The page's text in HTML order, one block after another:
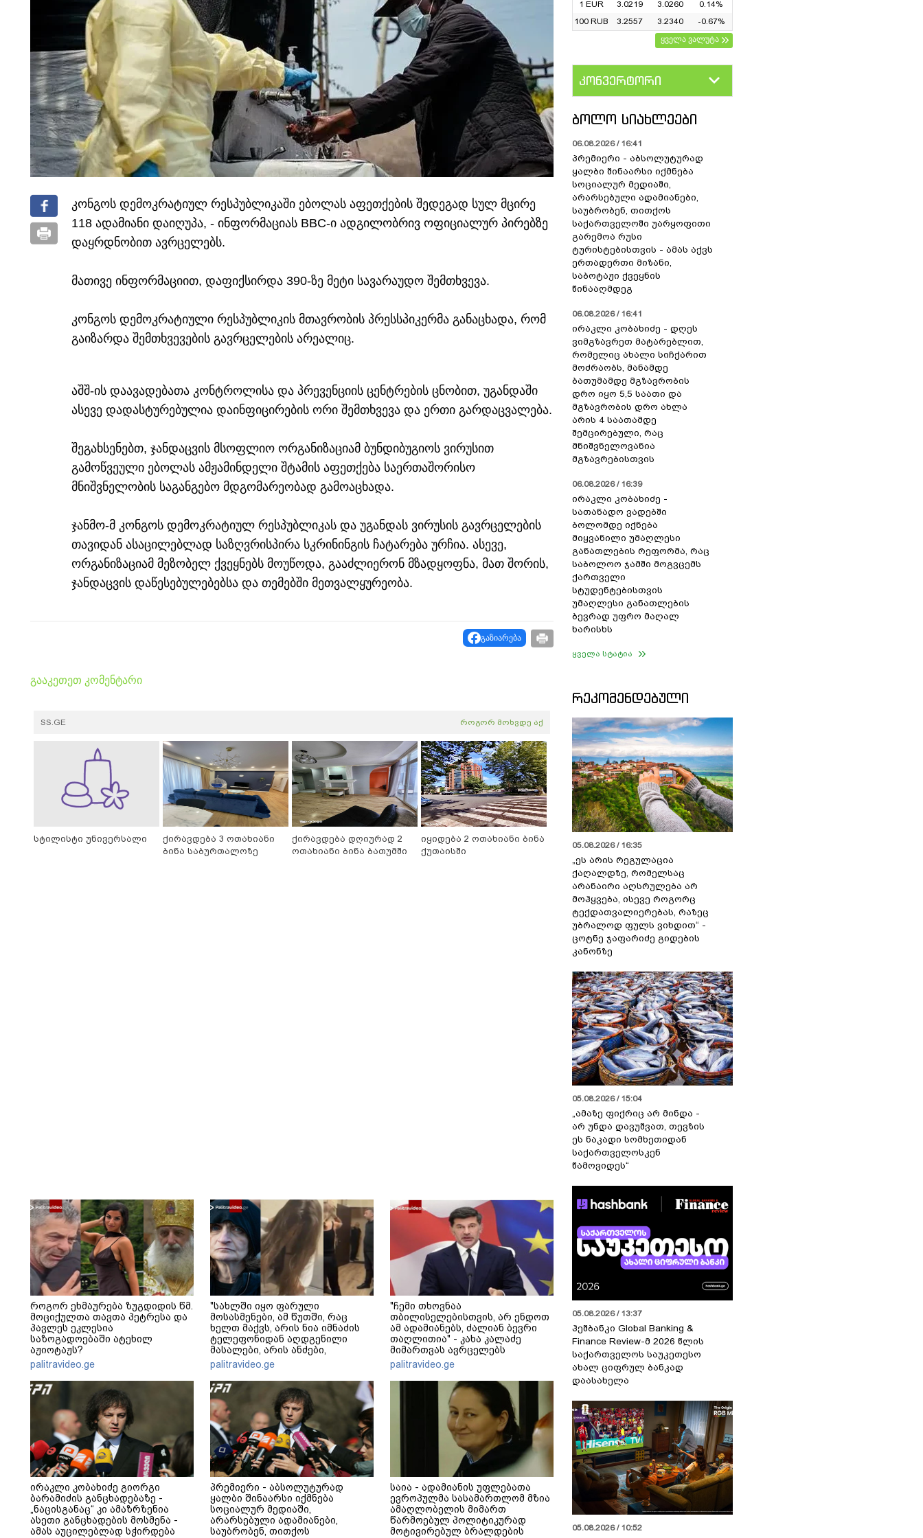
კონგოს დემოკრატიულ რესპუბლიკაში ებოლას აფეთქების შედეგად სულ მცირე
118 ადამიანი დაიღუპა, - ინფორმაციას BBC-ი ადგილობრივ ოფიციალურ პირებზე
დაყრდნობით ავრცელებს.
მათივე ინფორმაციით, დაფიქსირდა 390-ზე მეტი სავარაუდო შემთხვევა.
კონგოს დემოკრატიული რესპუბლიკის მთავრობის პრესსპიკერმა განაცხადა, რომ
გაიზარდა შემთხვევების გავრცელების არეალიც.
აშშ-ის დაავადებათა კონტროლისა და პრევენციის ცენტრების ცნობით, უგანდაში
ასევე დადასტურებულია დაინფიცირების ორი შემთხვევა და ერთი გარდაცვალება.
შეგახსენებთ, ჯანდაცვის მსოფლიო ორგანიზაციამ ბუნდიბუგიოს ვირუსით
გამოწვეული ებოლას ამჟამინდელი შტამის აფეთქება საერთაშორისო
მნიშვნელობის საგანგებო მდგომარეობად გამოაცხადა.
ჯანმო-მ კონგოს დემოკრატიულ რესპუბლიკას და უგანდას ვირუსის გავრცელების
თავიდან ასაცილებლად საზღვრისპირა სკრინინგის ჩატარება ურჩია. ასევე,
ორგანიზაციამ მეზობელ ქვეყნებს მოუწოდა, გააძლიერონ მზადყოფნა, მათ შორის,
ჯანდაცვის დაწესებულებებსა და თემებში მეთვალყურეობა.
გაზიარება
გააკეთეთ კომენტარი
SS.GE როგორ მოხვდე აქ
სტილისტი უნივერსალი
ქირავდება 3 ოთახიანი
ბინა საბურთალოზე
ქირავდება დღიურად 2
ოთახიანი ბინა ბათუმში
იყიდება 2 ოთახიანი ბინა
ქუთაისში
როგორ ეხმაურება ზუგდიდის წმ.
მოციქულთა თავთა პეტრესა და
პავლეს ეკლესია
საზოგადოებაში ატეხილ
აჟიოტაჟს?
palitravideo.ge
"სახლში იყო ფარული
მოსასმენები, ამ წუთში, რაც
ხელთ მაქვს, არის ნია იმნაძის
ტელეფონიდან აღდგენილი
მასალები, არის ანძები,
დეტალურები" - ეკა კუპატაძე
palitravideo.ge
"ჩემი თხოვნაა
თბილისელებისთვის, არ ენდოთ
ამ ადამიანებს, ძალიან ბევრი
თაღლითია" - კახა კალაძე
მიმართვას ავრცელებს
palitravideo.ge
ირაკლი კობახიძე გიორგი
ბარამიძის განცხადებაზე -
„ნაცისგანაც“ კი ამაზრზენია
ასეთი განცხადების მოსმენა -
ამას აუცილებლად სჭირდება
პრემიერი - აბსოლუტურად
ყალბი შინაარსი იქმნება
სოციალურ მედიაში,
არარსებული ადამიანები,
საუბრობენ, თითქოს
საია - ადამიანის უფლებათა
ევროპულმა სასამართლომ მზია
ამაღლობელის მიმართ
წარმოებულ პოლიტიკურად
მოტივირებულ ბრალდების
1 EUR
3.0219 3.0260
0.14%
100 RUB
3.2557 3.2340
-0.67%
ყველა ვალუტა
კონვერტორი
ᲑᲝᲚᲝ ᲡᲘᲐᲮᲚᲔᲔᲑᲘ
06.08.2026 / 16:41
პრემიერი - აბსოლუტურად
ყალბი შინაარსი იქმნება
სოციალურ მედიაში,
არარსებული ადამიანები,
საუბრობენ, თითქოს
საქართველოში უარყოფითი
გარემოა რუსი
ტურისტებისთვის - ამას აქვს
ერთადერთი მიზანი,
საბოტაჟი ქვეყნის
წინააღმდეგ
06.08.2026 / 16:41
ირაკლი კობახიძე - დღეს
ვიმგზავრეთ მატარებლით,
რომელიც ახალი სიჩქარით
მოძრაობს, მანამდე
ბათუმამდე მგზავრობის
დრო იყო 5,5 საათი და
მგზავრობის დრო ახლა
არის 4 საათამდე
შემცირებული, რაც
მნიშვნელოვანია
მგზავრებისთვის
06.08.2026 / 16:39
ირაკლი კობახიძე -
სათანადო ვადებში
ბოლომდე იქნება
მიყვანილი უმაღლესი
განათლების რეფორმა, რაც
საბოლოო ჯამში მოგვცემს
ქართველი
სტუდენტებისთვის
უმაღლესი განათლების
ბევრად უფრო მაღალ
ხარისხს
ყველა სტატია
ᲠᲔᲙᲝᲛᲔᲜᲓᲔᲑᲣᲚᲘ
05.08.2026 / 16:35
„ეს არის რეგულაცია
ქაღალდზე, რომელსაც
არანაირი აღსრულება არ
მოჰყვება, ისევე როგორც
ტექდათვალიერებას, რაზეც
უბრალოდ ფულს ვიხდით“ -
ცოტნე ჯაფარიძე გიდების
კანონზე
05.08.2026 / 15:04
„ამაზე ფიქრიც არ მინდა -
არ უნდა დავუშვათ, თევზის
ეს ნაკადი სომხეთიდან
საქართველოსკენ
წამოვიდეს“
05.08.2026 / 13:37
ჰეშბანკი Global Banking &
Finance Review-მ 2026 წლის
საქართველოს საუკეთესო
ახალ ციფრულ ბანკად
დაასახელა
05.08.2026 / 10:52